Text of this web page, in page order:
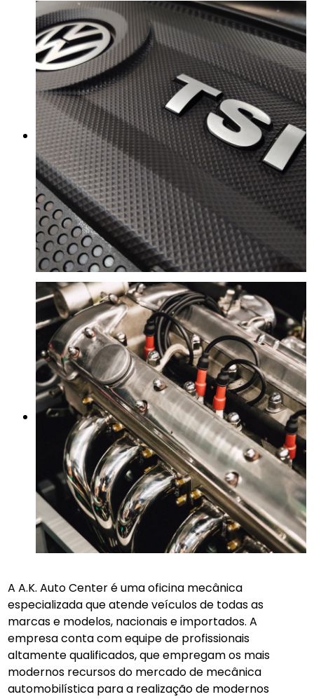
A A.K. Auto Center é uma oficina mecânica
especializada que atende veículos de todas as
marcas e modelos, nacionais e importados. A
empresa conta com equipe de profissionais
altamente qualificados, que empregam os mais
modernos recursos do mercado de mecânica
automobilística para a realização de modernos